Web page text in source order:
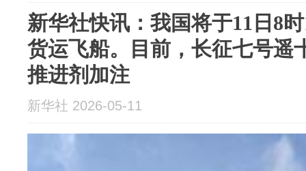
新华社快讯：我国将于11日8
货运飞船。目前，长征七号遥
推进剂加注
新华社 2026-05-11